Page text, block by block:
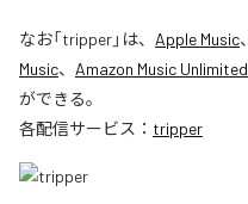
なお「tripper」は、 Apple Music、
Music、 Amazon Music Unlimited
ができる。
各配信サービス： tripper